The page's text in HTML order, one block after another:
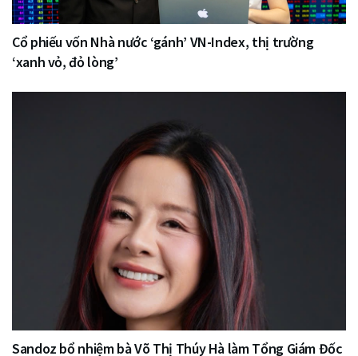
Cổ phiếu vốn Nhà nước ‘gánh’ VN-Index, thị trường
‘xanh vỏ, đỏ lòng’
Sandoz bổ nhiệm bà Võ Thị Thúy Hà làm Tổng Giám Đốc